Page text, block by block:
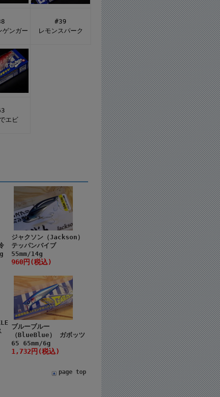
ゲンガー
#39
レモンスパーク
エビ
ジャクソン（Jackson）
テッパンバイブ
55mm/14g
960円(税込)
ブルーブルー
（BlueBlue） ガボッツ
65 65mm/6g
1,732円(税込)
page top